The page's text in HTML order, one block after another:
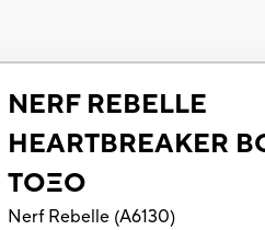
NERF REBELLE
HEARTBREAKER
ΤΟΞΟ
Nerf Rebelle (A6130)